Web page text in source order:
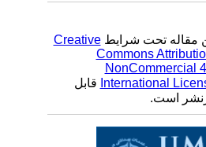
مقاله تحت شرایطCreative
Commons
Internationalقابل
است.